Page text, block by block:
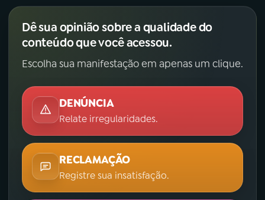
Dê sua opinião sobre a qualidade do
conteúdo que você acessou.
Escolha sua manifestação em apenas um clique.
DENÚNCIA
Relate irregularidades.
RECLAMAÇÃO
Registre sua insatisfação.